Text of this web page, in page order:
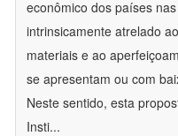
econômico dos países
intrinsicamente atrelado
materiais e ao
se apresentam ou com
Neste sentido, esta
Insti...